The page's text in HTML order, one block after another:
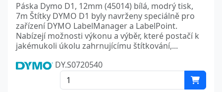
Páska Dymo D1, 12mm (45014) bílá, modrý tisk,
7m Štítky DYMO D1 byly navrženy speciálně pro
zařízení DYMO LabelManager a LabelPoint.
Nabízejí možnosti výkonu a výběr, které postačí k
jakémukoli úkolu zahrnujícímu štítkování,...
DY.S0720540